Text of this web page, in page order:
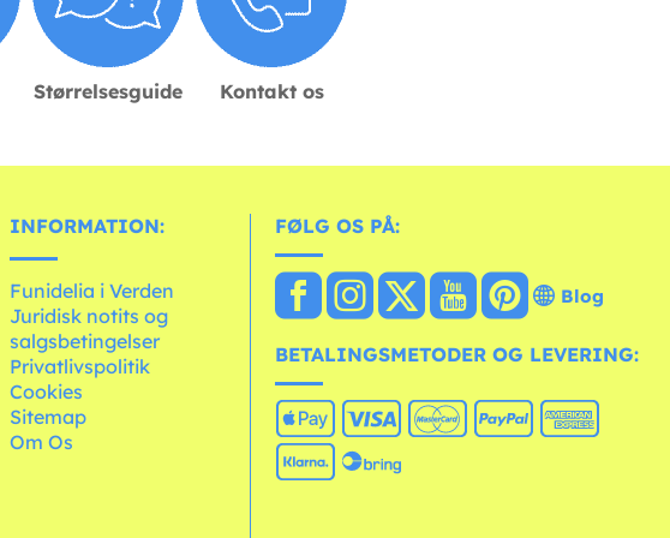
Størrelsesguide Kontakt os
INFORMATION:
Funidelia i Verden
Juridisk notits og
salgsbetingelser
Privatlivspolitik
Cookies
Sitemap
Om Os
FØLG OS PÅ:
Blog
BETALINGSMETODER OG LEVERING: